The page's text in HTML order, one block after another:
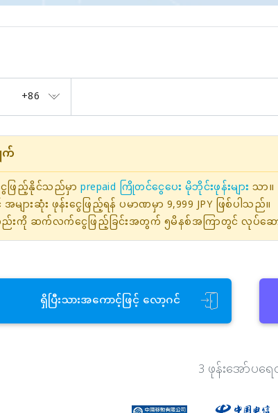
+86
က်
ေဖြည့်နိုင်သည်မှာprepaid ကြိုတင်ငွေပေး မိုဘိုင်းဖုန်းများသာ။
ျားဆုံး ဖုန်းငွေဖြည့်ရန် ပမာဏမှာ 9,999 JPY ဖြစ်ပါသည်။
းကို ဆက်လက်ငွေဖြည့်ခြင်းအတွက် ၅မိနစ်အကြာတွင် လုပ်ဆေ
ရှိပြီးသားအကောင့်ဖြင့် လော့ဂင်
3 ဖုန်းအော်ပရ